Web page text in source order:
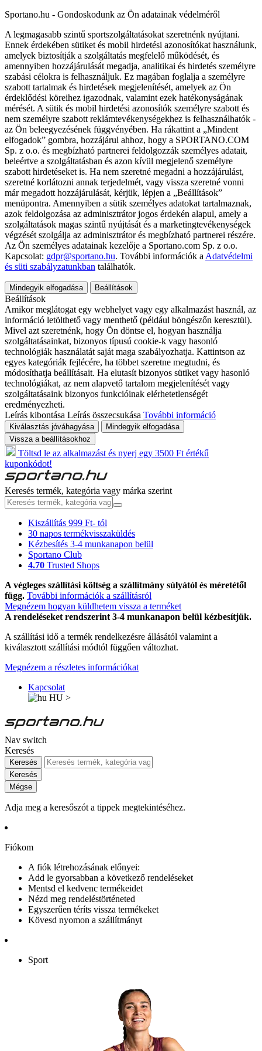
Sportano.hu - Gondoskodunk az Ön adatainak védelméről
A legmagasabb szintű sportszolgáltatásokat szeretnénk nyújtani.
Ennek érdekében sütiket és mobil hirdetési azonosítókat használunk,
amelyek biztosítják a szolgáltatás megfelelő működését, és
amennyiben hozzájárulását megadja, analitikai és hirdetés személyre
szabási célokra is felhasználjuk. Ez magában foglalja a személyre
szabott tartalmak és hirdetések megjelenítését, amelyek az Ön
érdeklődési köreihez igazodnak, valamint ezek hatékonyságának
mérését. A sütik és mobil hirdetési azonosítók személyre szabott és
nem személyre szabott reklámtevékenységekhez is felhasználhatók -
az Ön beleegyezésének függvényében. Ha rákattint a „Mindent
elfogadok” gombra, hozzájárul ahhoz, hogy a SPORTANO.COM
Sp. z o.o. és megbízható partnerei feldolgozzák személyes adatait,
beleértve a szolgáltatásban és azon kívül megjelenő személyre
szabott hirdetéseket is. Ha nem szeretné megadni a hozzájárulást,
szeretné korlátozni annak terjedelmét, vagy vissza szeretné vonni
már megadott hozzájárulását, kérjük, lépjen a „Beállítások”
menüpontra. Amennyiben a sütik személyes adatokat tartalmaznak,
azok feldolgozása az adminisztrátor jogos érdekén alapul, amely a
szolgáltatások magas szintű nyújtását és a marketingtevékenységek
végzését szolgálja az adminisztrátor és megbízható partnerei részére.
Az Ön személyes adatainak kezelője a Sportano.com Sp. z o.o.
Kapcsolat: gdpr@sportano.hu. További információk a Adatvédelmi
és süti szabályzatunkban találhatók.
Mindegyik elfogadása Beállítások
Beállítások
Amikor meglátogat egy webhelyet vagy egy alkalmazást használ, az
információ letölthető vagy menthető (például böngészőn keresztül).
Mivel azt szeretnénk, hogy Ön döntse el, hogyan használja
szolgáltatásainkat, bizonyos típusú cookie-k vagy hasonló
technológiák használatát saját maga szabályozhatja. Kattintson az
egyes kategóriák fejlécére, ha többet szeretne megtudni, és
módosíthatja beállításait. Ha elutasít bizonyos sütiket vagy hasonló
technológiákat, az nem alapvető tartalom megjelenítését vagy
szolgáltatásaink bizonyos funkcióinak elérhetetlenségét
eredményezheti.
Leírás kibontása Leírás összecsukása További információ
Kiválasztás jóváhagyása
Mindegyik elfogadása
Vissza a beállításokhoz
Töltsd le az alkalmazást és nyerj egy 3500 Ft értékű
kuponkódot!
Keresés termék, kategória vagy márka szerint
Kiszállítás 999 Ft- tól
30 napos termékvisszaküldés
Kézbesítés 3-4 munkanapon belül
Sportano Club
4.70 Trusted Shops
A végleges szállítási költség a szállítmány súlyától és méretétől
függ. További információk a szállításról
Megnézem hogyan küldhetem vissza a terméket
A rendeléseket rendszerint 3-4 munkanapon belül kézbesítjük.
A szállítási idő a termék rendelkezésre állásától valamint a
kiválasztott szállítási módtól függően változhat.
Megnézem a részletes információkat
Kapcsolat
HU >
Nav switch
Keresés
Keresés
Keresés
Mégse
Adja meg a keresőszót a tippek megtekintéséhez.
Fiókom
A fiók létrehozásának előnyei:
Add le gyorsabban a következő rendeléseket
Mentsd el kedvenc termékeidet
Nézd meg rendeléstörténeted
Egyszerűen téríts vissza termékeket
Kövesd nyomon a szállítmányt
Sport